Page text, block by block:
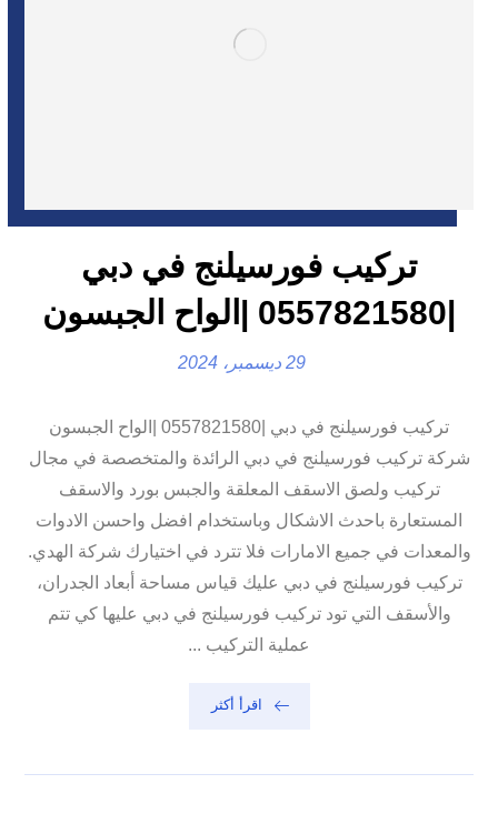
تركيب فورسيلنج في دبي
29 ديسمبر، 2024
تركيب فورسيلنج في دبي |0557821580 |الواح الجبسون
شركة تركيب فورسيلنج في دبي الرائدة والمتخصصة في مجال
تركيب ولصق الاسقف المعلقة والجبس بورد والاسقف
المستعارة باحدث الاشكال وباستخدام افضل واحسن الادوات
والمعدات في جميع الامارات فلا تترد في اختيارك شركة الهدي.
تركيب فورسيلنج في دبي عليك قياس مساحة أبعاد الجدران،
والأسقف التي تود تركيب فورسيلنج في دبي عليها كي تتم
عملية التركيب ...
اقرأ أكثر